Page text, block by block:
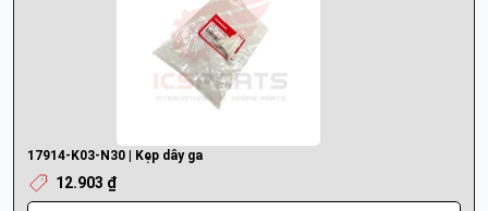
Tài khoản
17914-K03-N30 | Kẹp dây ga
12.903 ₫